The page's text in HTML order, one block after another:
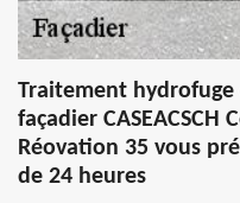
Traitement
façadier
Réovation 35 vous
de 24 heures